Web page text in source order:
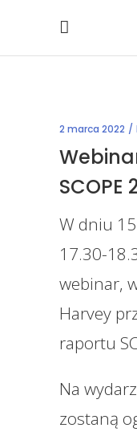
2 marca 2022
SCOPE
W dniu
17.30-
webinar,
Harvey
raportu
Na
zostaną